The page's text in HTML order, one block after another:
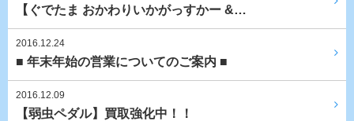
【ぐでたま おかわりいかがっすかー &…
2016.12.24
■ 年末年始の営業についてのご案内 ■
2016.12.09
【弱虫ペダル】買取強化中！！